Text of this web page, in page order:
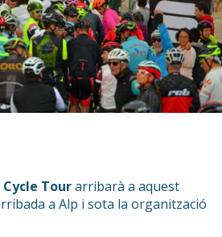
Tourarribarà a aquest
a Alp i sota la organització